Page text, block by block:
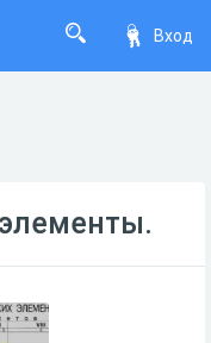
Вход